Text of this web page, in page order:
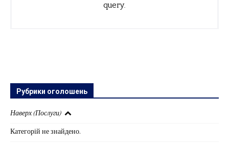
query.
Рубрики оголошень
Наверх (Послуги)
Категорій не знайдено.